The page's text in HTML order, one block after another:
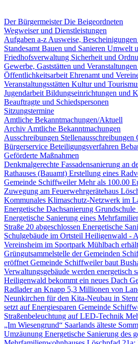
Der BürgermeisterDie Beigeordneten
Wegweiser und Dienstleistungen
Aufgaben a-z Ausweise,
Standesamt Bauen und Sanieren Umwelt
Friedhofsverwaltung Sicherheit und
Gewerbe, Gaststätten und Veranstaltungen
Öffentlichkeitsarbeit Ehrenamt und
Veranstaltungsstätten Kultur und
Jugendarbeit Bildungseinrichtungen und
Beauftragte und Schiedspersonen
Sitzungstermine
Amtliche Bekanntmachungen/Aktuell
Archiv Amtliche Bekanntmachungen
Ausschreibungen Stellenausschreibungen
Bürgerservice Beteiligungsverfahren
Geförderte Maßnahmen
Denkmalgerechte Fassadensanierung an
Rathauses (Bauamt) Erstellung eines
Gemeinde SchiffweilerMehr als 100.00
Zuwegung am Feuerwehrgerätehaus
Kommunales Klimaschutz-Netzwerk im
Energetische Dachsanierung
Energetische Sanierung eines
Straße 20 abgeschlossen Energetische
Schulgebäude im Ortsteil Heiligenwald -
Vereinsheim im Sportpark Mühlbach
Grüngutsammelstelle der Gemeinden
eröffnet Gemeinde Schiffweiler baut
Verwaltungsgebäude werden energetisch
Heiligenwald bekommt ein neues Dach
Radlader an Knapp 5,3 Millionen von
Neunkirchen für den Kita-Neubau in
setzt auf Energiesparen Gemeinde
Straßenbeleuchtung auf LED-Technik
„Im Wiesengrund“ Saarlands älteste
Umzäunung Energetische Sanierung des